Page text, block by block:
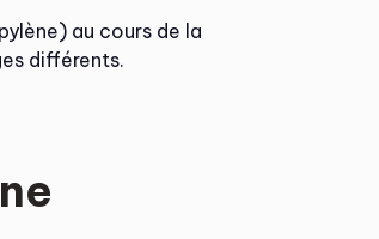
au cours de la
différents.